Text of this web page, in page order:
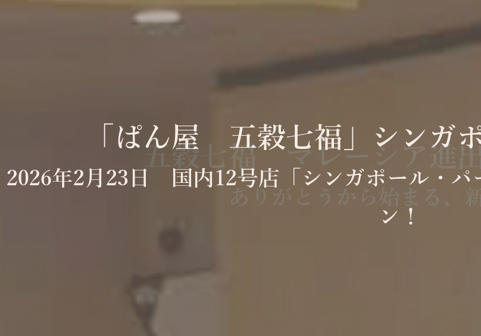
「ぱん屋 五穀七福」シンガ
2026年2月23日 国内12号店「シンガポール・パ
ン！